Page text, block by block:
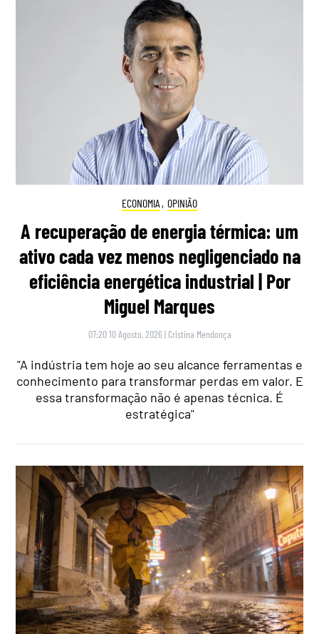
ECONOMIA , OPINIÃO
A recuperação de energia térmica: um
ativo cada vez menos negligenciado na
eficiência energética industrial | Por
Miguel Marques
07:20 10 Agosto, 2026 | Cristina Mendonça
"A indústria tem hoje ao seu alcance ferramentas e
conhecimento para transformar perdas em valor. E
essa transformação não é apenas técnica. É
estratégica"